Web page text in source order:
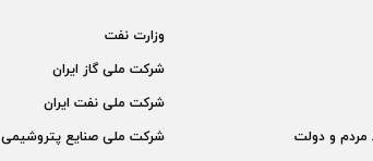
مردم و دولت
وزارت نفت
شركت ملی گاز ايران
شركت ملی نفت ايران
شركت ملی صنايع پتروشيمی